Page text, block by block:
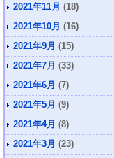
2021年11月 (18)
2021年10月 (16)
2021年9月 (15)
2021年7月 (33)
2021年6月 (7)
2021年5月 (9)
2021年4月 (8)
2021年3月 (23)